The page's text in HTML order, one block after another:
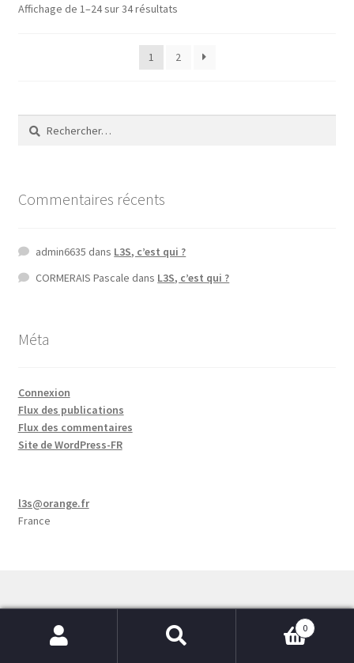
Affichage de 1–24 sur 34 résultats
1 2
Rechercher :
Commentaires récents
admin6635 dans L3S, c’est qui ?
CORMERAIS Pascale dans L3S, c’est qui ?
Méta
Connexion
Flux des publications
Flux des commentaires
Site de WordPress-FR
l3s@orange.fr
France
© L3S ÉDITIONS 2026
Recherche
Recherche
0